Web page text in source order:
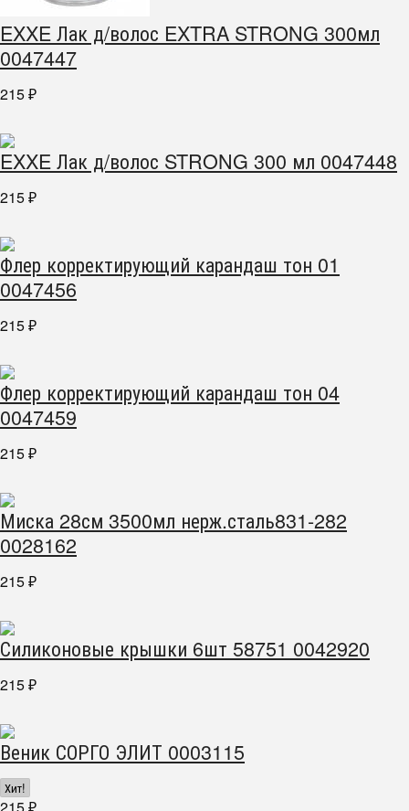
EXXE Лак д/волос EXTRA STRONG 300мл
0047447
215 ₽
EXXE Лак д/волос STRONG 300 мл 0047448
215 ₽
Флер корректирующий карандаш тон 01
0047456
215 ₽
Флер корректирующий карандаш тон 04
0047459
215 ₽
Миска 28см 3500мл нерж.сталь831-282
0028162
215 ₽
Силиконовые крышки 6шт 58751 0042920
215 ₽
Веник СОРГО ЭЛИТ 0003115
Хит!
₽